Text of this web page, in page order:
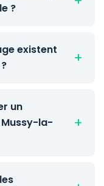
?
existent
un
la-